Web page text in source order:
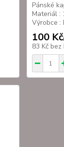
Pánské
Materiál :
Výrobce :
100 Kč
83 Kč bez